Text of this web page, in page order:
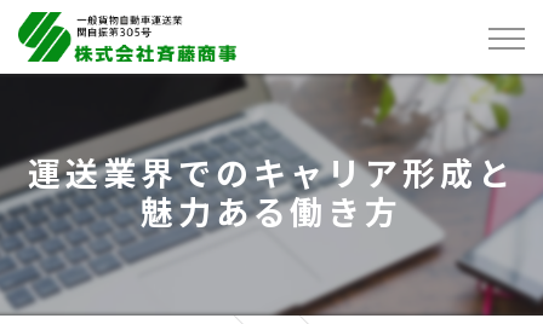
運送業界でのキャリア形成と
魅力ある働き方